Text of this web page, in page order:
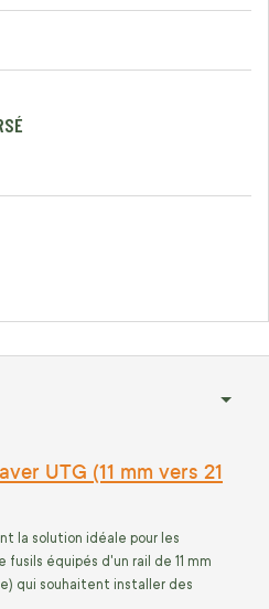
UTG (11 mm vers 21
la solution idéale pour les
équipés d'un rail de 11 mm
qui souhaitent installer des